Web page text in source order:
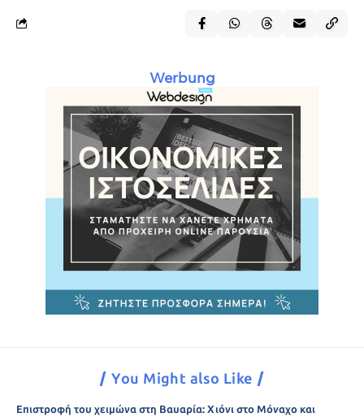
Werbung
You Might also Like
Επιστροφή του χειμώνα στη Βαυαρία: Χιόνι στο Μόναχο και